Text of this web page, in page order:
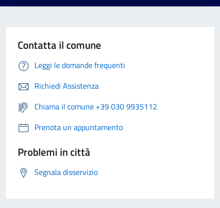
Contatta il comune
Leggi le domande frequenti
Richiedi Assistenza
Chiama il comune +39 030 9935112
Prenota un appuntamento
Problemi in città
Segnala disservizio